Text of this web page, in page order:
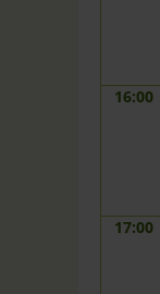
16:00
17:00